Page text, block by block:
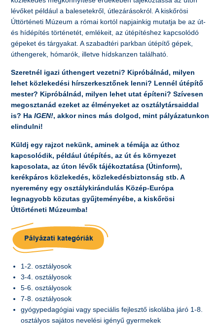
lévőket például a balesetekről, útlezárásokról. A kiskőrösi
Úttörténeti Múzeum a római kortól napjainkig mutatja be az út-
és hídépítés történetét, emlékeit, az útépítéshez kapcsolódó
gépeket és tárgyakat. A szabadtéri parkban útépítő gépek,
úthengerek, hómarók, illetve hídskanzen található.
Szeretnél igazi úthengert vezetni? Kipróbálnád, milyen
lehet közlekedési hírszerkesztőnek lenni? Lennél útépítő
mester? Kipróbálnád, milyen lehet utat építeni? Szívesen
megosztanád ezeket az élményeket az osztálytársaiddal
is? HaIGEN!, akkor nincs más dolgod, mint pályázatunkon
elindulni!
Küldj egy rajzot nekünk, aminek a témája az úthoz
kapcsolódik, például útépítés, az út és környezet
kapcsolata, az úton lévők tájékoztatása (Útinform),
kerékpáros közlekedés, közlekedésbiztonság stb. A
nyeremény egy osztálykirándulás Közép-Európa
legnagyobb közutas gyűjteményébe, a kiskőrösi
Úttörténeti Múzeumba!
1-2. osztályosok
3-4. osztályosok
5-6. osztályosok
7-8. osztályosok
gyógypedagógiai vagy speciális fejlesztő iskolába járó 1-8.
osztályos sajátos nevelési igényű gyermekek